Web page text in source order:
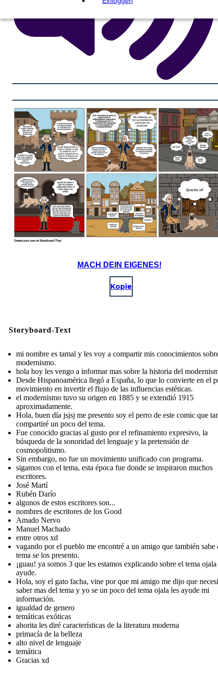
MACH DEIN EIGENES!
Kopie
Storyboard-Text
mi nombre es tamal y les voy a compartir mis conocimientos
modernismo.
hola hoy les vengo a informar mas sobre la historia del
Desde Hispanoamérica llegó a España, lo que lo convierte en el
movimiento en invertir el flujo de las influencias estéticas.
el modernismo tuvo su origen en 1885 y se extendió 1915
aproximadamente.
Hola, buen día jsjsj me presento soy el perro de este comic que
compartiré un poco del tema.
Fue conocido gracias al gusto por el refinamiento expresivo, la
búsqueda de la sonoridad del lenguaje y la pretensión de
cosmopolitismo.
Sin embargo, no fue un movimiento unificado con programa.
sigamos con el tema, esta época fue donde se inspiraron muchos
escritores.
José Martí
Rubén Darío
algunos de estos escritores son...
nombres de escritores de los Good
Amado Nervo
Manuel Machado
entre otros xd
vagando por el pueblo me encontré a un amigo que también sabe
tema se los presento.
¡guau! ya somos 3 que les estamos explicando sobre el tema
ayude.
Hola, soy el gato facha, vine por que mi amigo me dijo que
saber mas del tema y yo se un poco del tema ojala les ayude mi
información.
igualdad de genero
temáticas exóticas
ahorita les diré características de la literatura moderna
primacía de la belleza
alto nivel de lenguaje
temática
Gracias xd